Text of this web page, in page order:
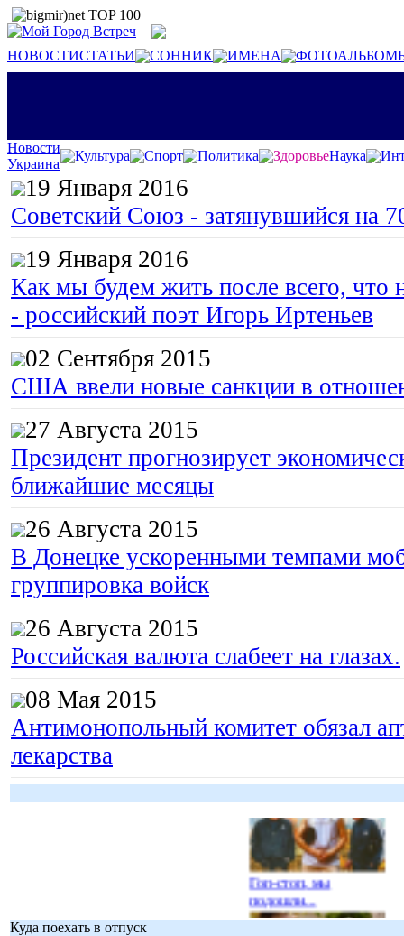
НОВОСТИСТАТЬИ СОННИК ИМЕНА
Новости
Украина
Культура Спорт Политика ЗдоровьеНаука
19 Января 2016
Советский Союз - затянувшийся на
19 Января 2016
Как мы будем жить после всего, что
- российский поэт Игорь Иртеньев
02 Сентября 2015
США ввели новые санкции в
27 Августа 2015
Президент прогнозирует
ближайшие месяцы
26 Августа 2015
В Донецке ускоренными темпами
группировка войск
26 Августа 2015
Российская валюта слабеет на глазах.
08 Мая 2015
Антимонопольный комитет обязал
лекарства
Гоп-стоп, мы
подошли...
Куда поехать в отпуск